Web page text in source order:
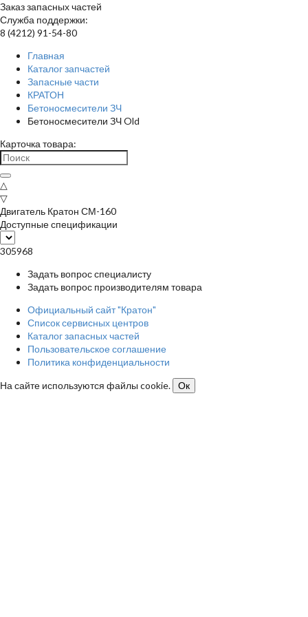
Заказ запасных частей
Служба поддержки:
8 (4212) 91-54-80
Главная
Каталог запчастей
Запасные части
КРАТОН
Бетоносмесители ЗЧ
Бетоносмесители ЗЧ Old
Карточка товара:
△
▽
Двигатель Кратон СМ-160
Доступные спецификации
305968
Задать вопрос специалисту
Задать вопрос производителям товара
Официальный сайт "Кратон"
Список сервисных центров
Каталог запасных частей
Пользовательское соглашение
Политика конфиденциальности
На сайте используются файлы cookie.
Ок